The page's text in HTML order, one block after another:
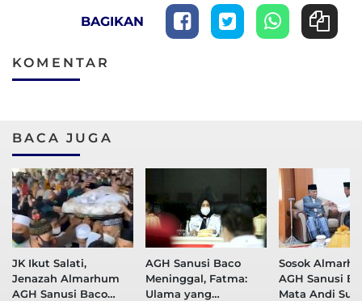
BAGIKAN
KOMENTAR
BACA JUGA
JK Ikut Salati,
Jenazah Almarhum
AGH Sanusi Baco
AGH Sanusi Baco
Meninggal, Fatma:
Ulama yang
Sosok
AGH Sanusi
Mata Andi